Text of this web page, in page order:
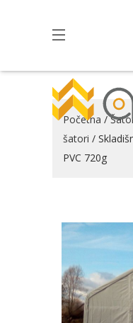
Početna /
šatori /
PVC 720g